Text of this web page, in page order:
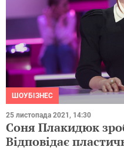
ШОУБІЗНЕС
25 листопада 2021, 14:30
Соня Плакидюк
Відповідає